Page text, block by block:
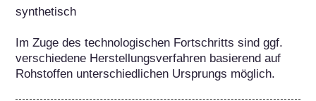
synthetisch
Im Zuge des technologischen Fortschritts sind ggf.
verschiedene Herstellungsverfahren basierend auf
Rohstoffen unterschiedlichen Ursprungs möglich.